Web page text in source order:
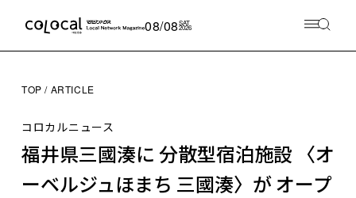
08/08SAT
2026
TOP ARTICLE
コロカルニュース
福井県三國湊に 分散型宿泊施設 〈オ
ーベルジュほまち 三國湊〉が オープ